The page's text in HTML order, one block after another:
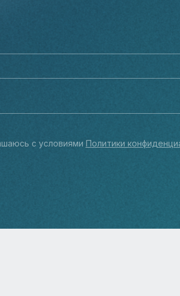
с условиями Политики